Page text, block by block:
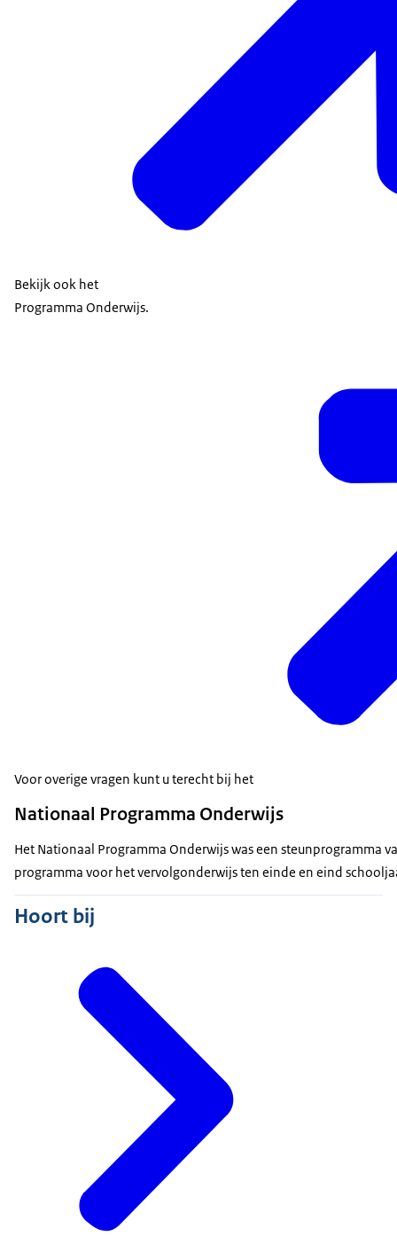
Bekijk ook het
Programma Onderwijs.
Voor overige vragen kunt u terecht bij het
Nationaal Programma Onderwijs
Het Nationaal Programma Onderwijs was een steunprogramma
programma voor het vervolgonderwijs ten einde en eind
Hoort bij